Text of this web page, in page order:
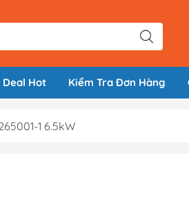
Deal Hot Kiểm Tra Đơn Hàng
1 6.5kW